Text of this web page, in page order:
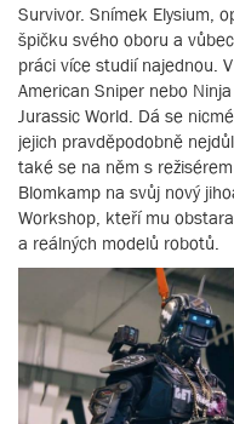
Survivor. Snímek Elysium,
špičku svého oboru a
práci více studií najednou.
American Sniper nebo
Jurassic World. Dá se
jejich pravděpodobně
také se na něm s
Blomkamp na svůj nový
Workshop, kteří mu
a reálných modelů robotů.